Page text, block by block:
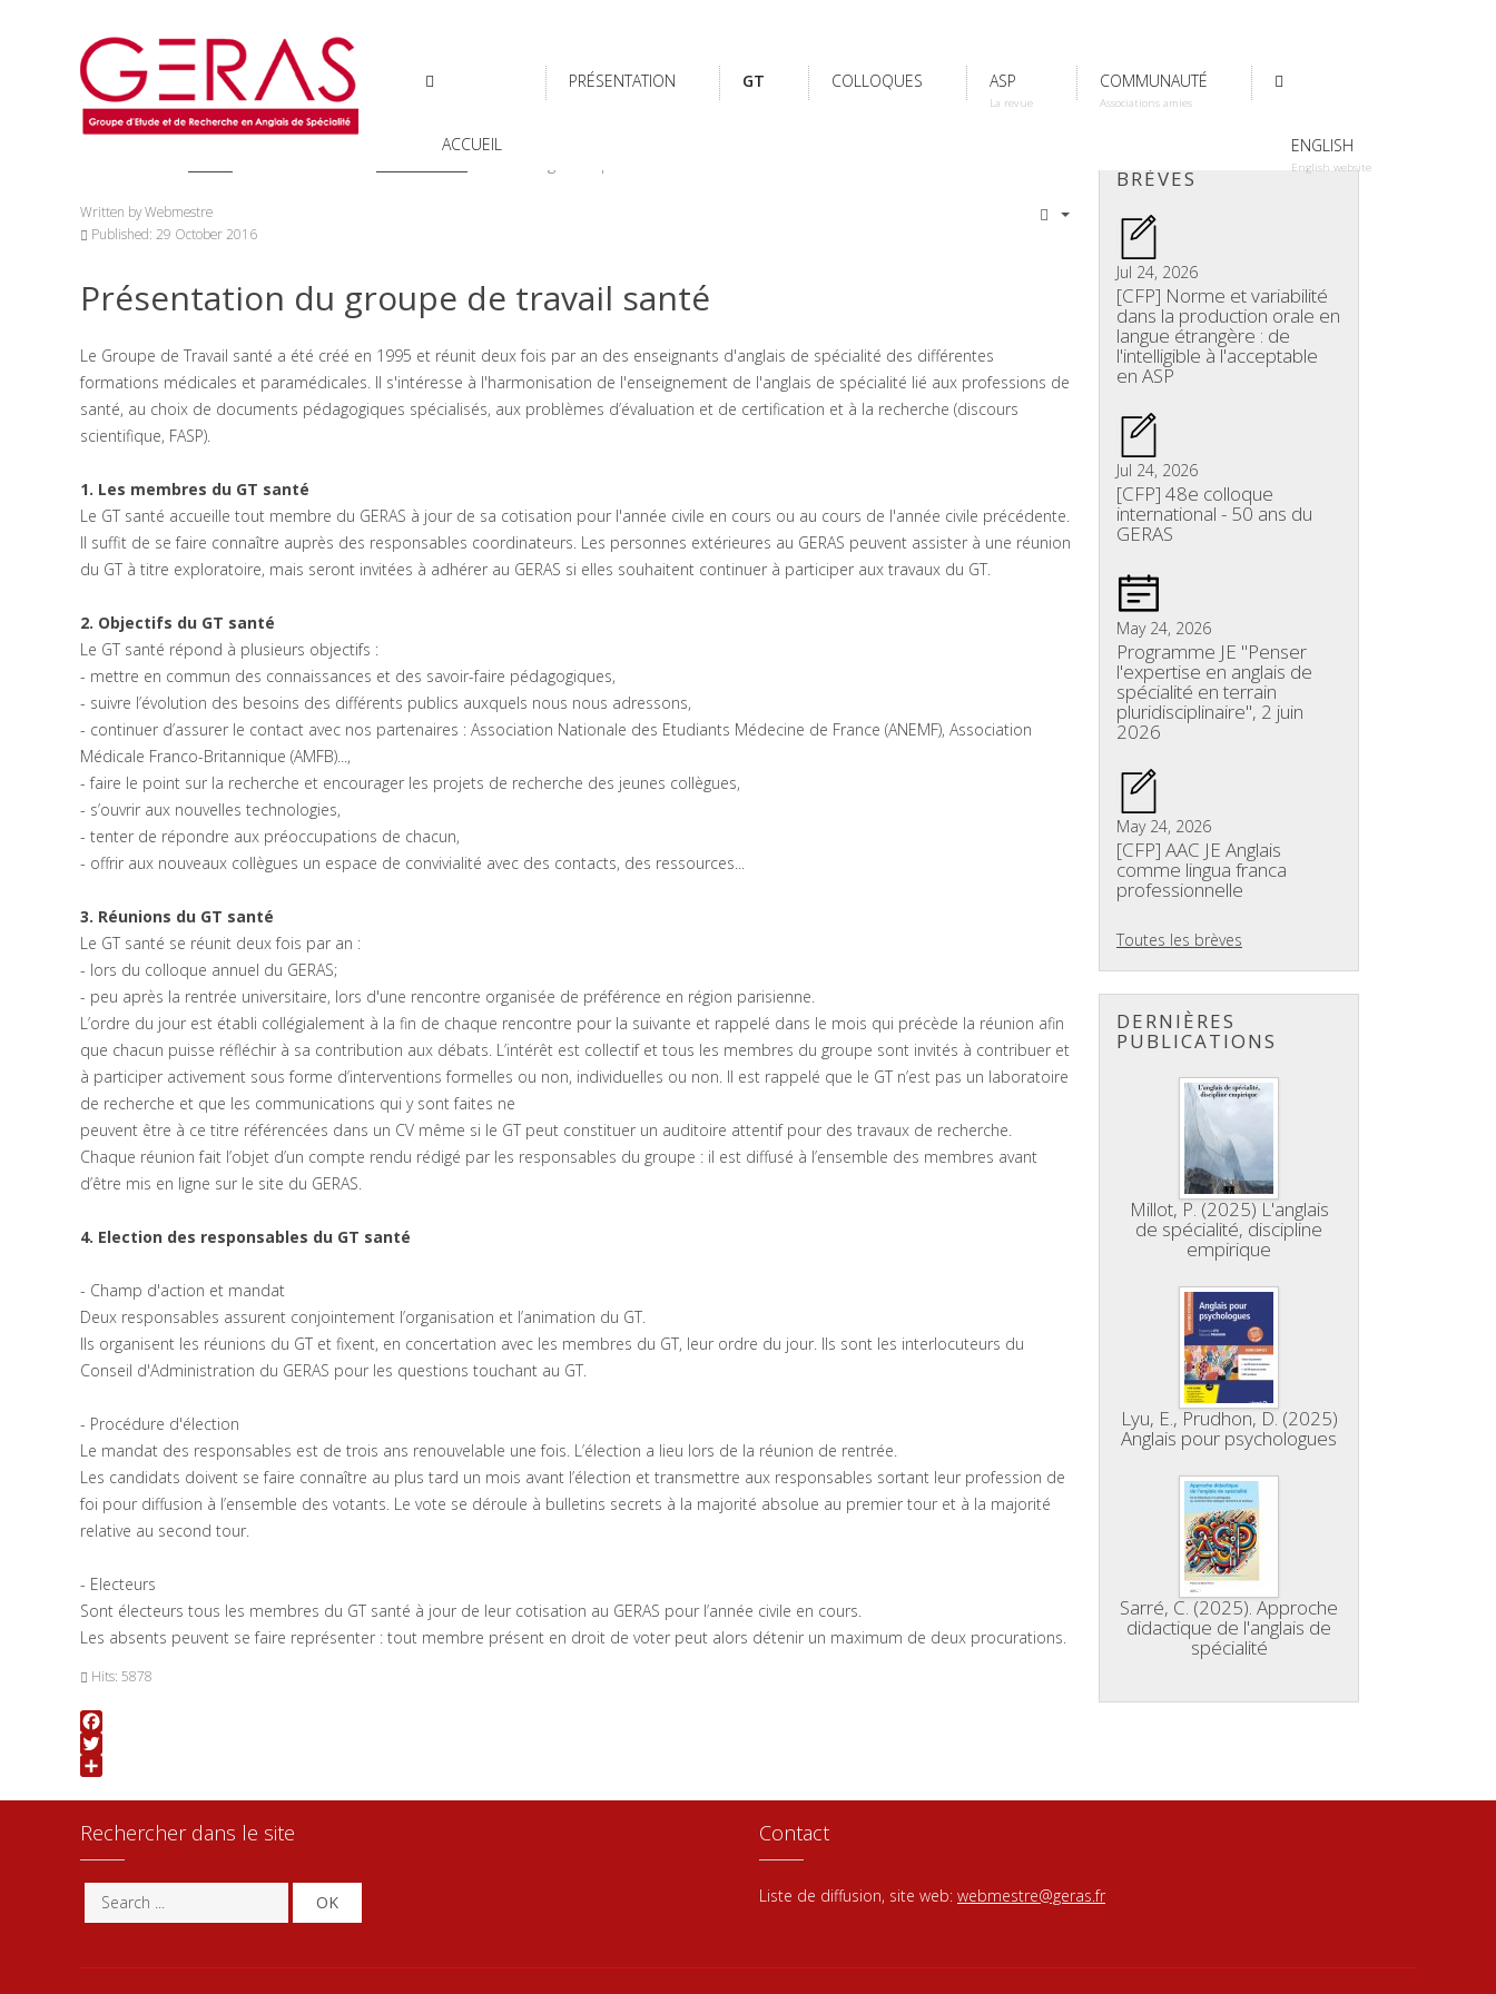
ACCUEIL
PRÉSENTATION GT COLLOQUES ASP
La revue
COMMUNAUTÉ
Associations amies
ENGLISH
English website
Written byWebmestre
Published: 29 October 2016
Présentation du groupe de travail santé
Le Groupe de Travail santé a été créé en 1995 et réunit deux fois par an des enseignants d'anglais de spécialité des différentes
formations médicales et paramédicales. Il s'intéresse à l'harmonisation de l'enseignement de l'anglais de spécialité lié aux professions de
santé, au choix de documents pédagogiques spécialisés, aux problèmes d’évaluation et de certification et à la recherche (discours
scientifique, FASP).
1. Les membres du GT santé
Le GT santé accueille tout membre du GERAS à jour de sa cotisation pour l'année civile en cours ou au cours de l'année civile précédente.
Il suffit de se faire connaître auprès des responsables coordinateurs. Les personnes extérieures au GERAS peuvent assister à une réunion
du GT à titre exploratoire, mais seront invitées à adhérer au GERAS si elles souhaitent continuer à participer aux travaux du GT.
2. Objectifs du GT santé
Le GT santé répond à plusieurs objectifs :
- mettre en commun des connaissances et des savoir-faire pédagogiques,
- suivre l’évolution des besoins des différents publics auxquels nous nous adressons,
- continuer d’assurer le contact avec nos partenaires : Association Nationale des Etudiants Médecine de France (ANEMF), Association
Médicale Franco-Britannique (AMFB)...,
- faire le point sur la recherche et encourager les projets de recherche des jeunes collègues,
- s’ouvrir aux nouvelles technologies,
- tenter de répondre aux préoccupations de chacun,
- offrir aux nouveaux collègues un espace de convivialité avec des contacts, des ressources...
3. Réunions du GT santé
Le GT santé se réunit deux fois par an :
- lors du colloque annuel du GERAS;
- peu après la rentrée universitaire, lors d'une rencontre organisée de préférence en région parisienne.
L’ordre du jour est établi collégialement à la fin de chaque rencontre pour la suivante et rappelé dans le mois qui précède la réunion afin
que chacun puisse réfléchir à sa contribution aux débats. L’intérêt est collectif et tous les membres du groupe sont invités à contribuer et
à participer activement sous forme d’interventions formelles ou non, individuelles ou non. Il est rappelé que le GT n’est pas un laboratoire
de recherche et que les communications qui y sont faites ne
peuvent être à ce titre référencées dans un CV même si le GT peut constituer un auditoire attentif pour des travaux de recherche.
Chaque réunion fait l’objet d’un compte rendu rédigé par les responsables du groupe : il est diffusé à l’ensemble des membres avant
d’être mis en ligne sur le site du GERAS.
4. Election des responsables du GT santé
- Champ d'action et mandat
Deux responsables assurent conjointement l’organisation et l’animation du GT.
Ils organisent les réunions du GT et fixent, en concertation avec les membres du GT, leur ordre du jour. Ils sont les interlocuteurs du
Conseil d'Administration du GERAS pour les questions touchant au GT.
- Procédure d'élection
Le mandat des responsables est de trois ans renouvelable une fois. L’élection a lieu lors de la réunion de rentrée.
Les candidats doivent se faire connaître au plus tard un mois avant l’élection et transmettre aux responsables sortant leur profession de
foi pour diffusion à l’ensemble des votants. Le vote se déroule à bulletins secrets à la majorité absolue au premier tour et à la majorité
relative au second tour.
- Electeurs
Sont électeurs tous les membres du GT santé à jour de leur cotisation au GERAS pour l’année civile en cours.
Les absents peuvent se faire représenter : tout membre présent en droit de voter peut alors détenir un maximum de deux procurations.
Hits: 5878
Facebook
Twitter
BRÈVES
Jul 24, 2026
[CFP] Norme et variabilité
dans la production orale en
langue étrangère : de
l'intelligible à l'acceptable
en ASP
Jul 24, 2026
[CFP] 48e colloque
international - 50 ans du
GERAS
May 24, 2026
Programme JE "Penser
l'expertise en anglais de
spécialité en terrain
pluridisciplinaire", 2 juin
2026
May 24, 2026
[CFP] AAC JE Anglais
comme lingua franca
professionnelle
Toutes les brèves
DERNIÈRES
PUBLICATIONS
Millot, P. (2025) L'anglais
de spécialité, discipline
empirique
Lyu, E., Prudhon, D. (2025)
Anglais pour psychologues
Sarré, C. (2025). Approche
didactique de l'anglais de
spécialité
Rechercher dans le site
OK
Contact
Liste de diffusion, site web: webmestre@geras.fr